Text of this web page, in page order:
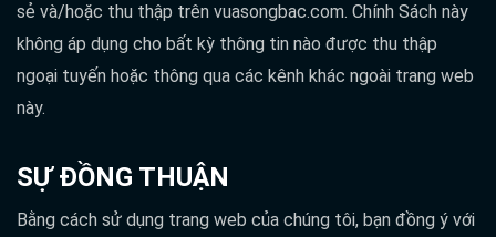
sẻ và/hoặc thu thập trên vuasongbac.com. Chính Sách này
không áp dụng cho bất kỳ thông tin nào được thu thập
ngoại tuyến hoặc thông qua các kênh khác ngoài trang web
này.
SỰ ĐỒNG THUẬN
Bằng cách sử dụng trang web của chúng tôi, bạn đồng ý với